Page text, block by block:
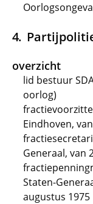
overzicht
lid bestuur
oorlog)
Eindhoven,
Generaal, van
Staten-
augustus 1975